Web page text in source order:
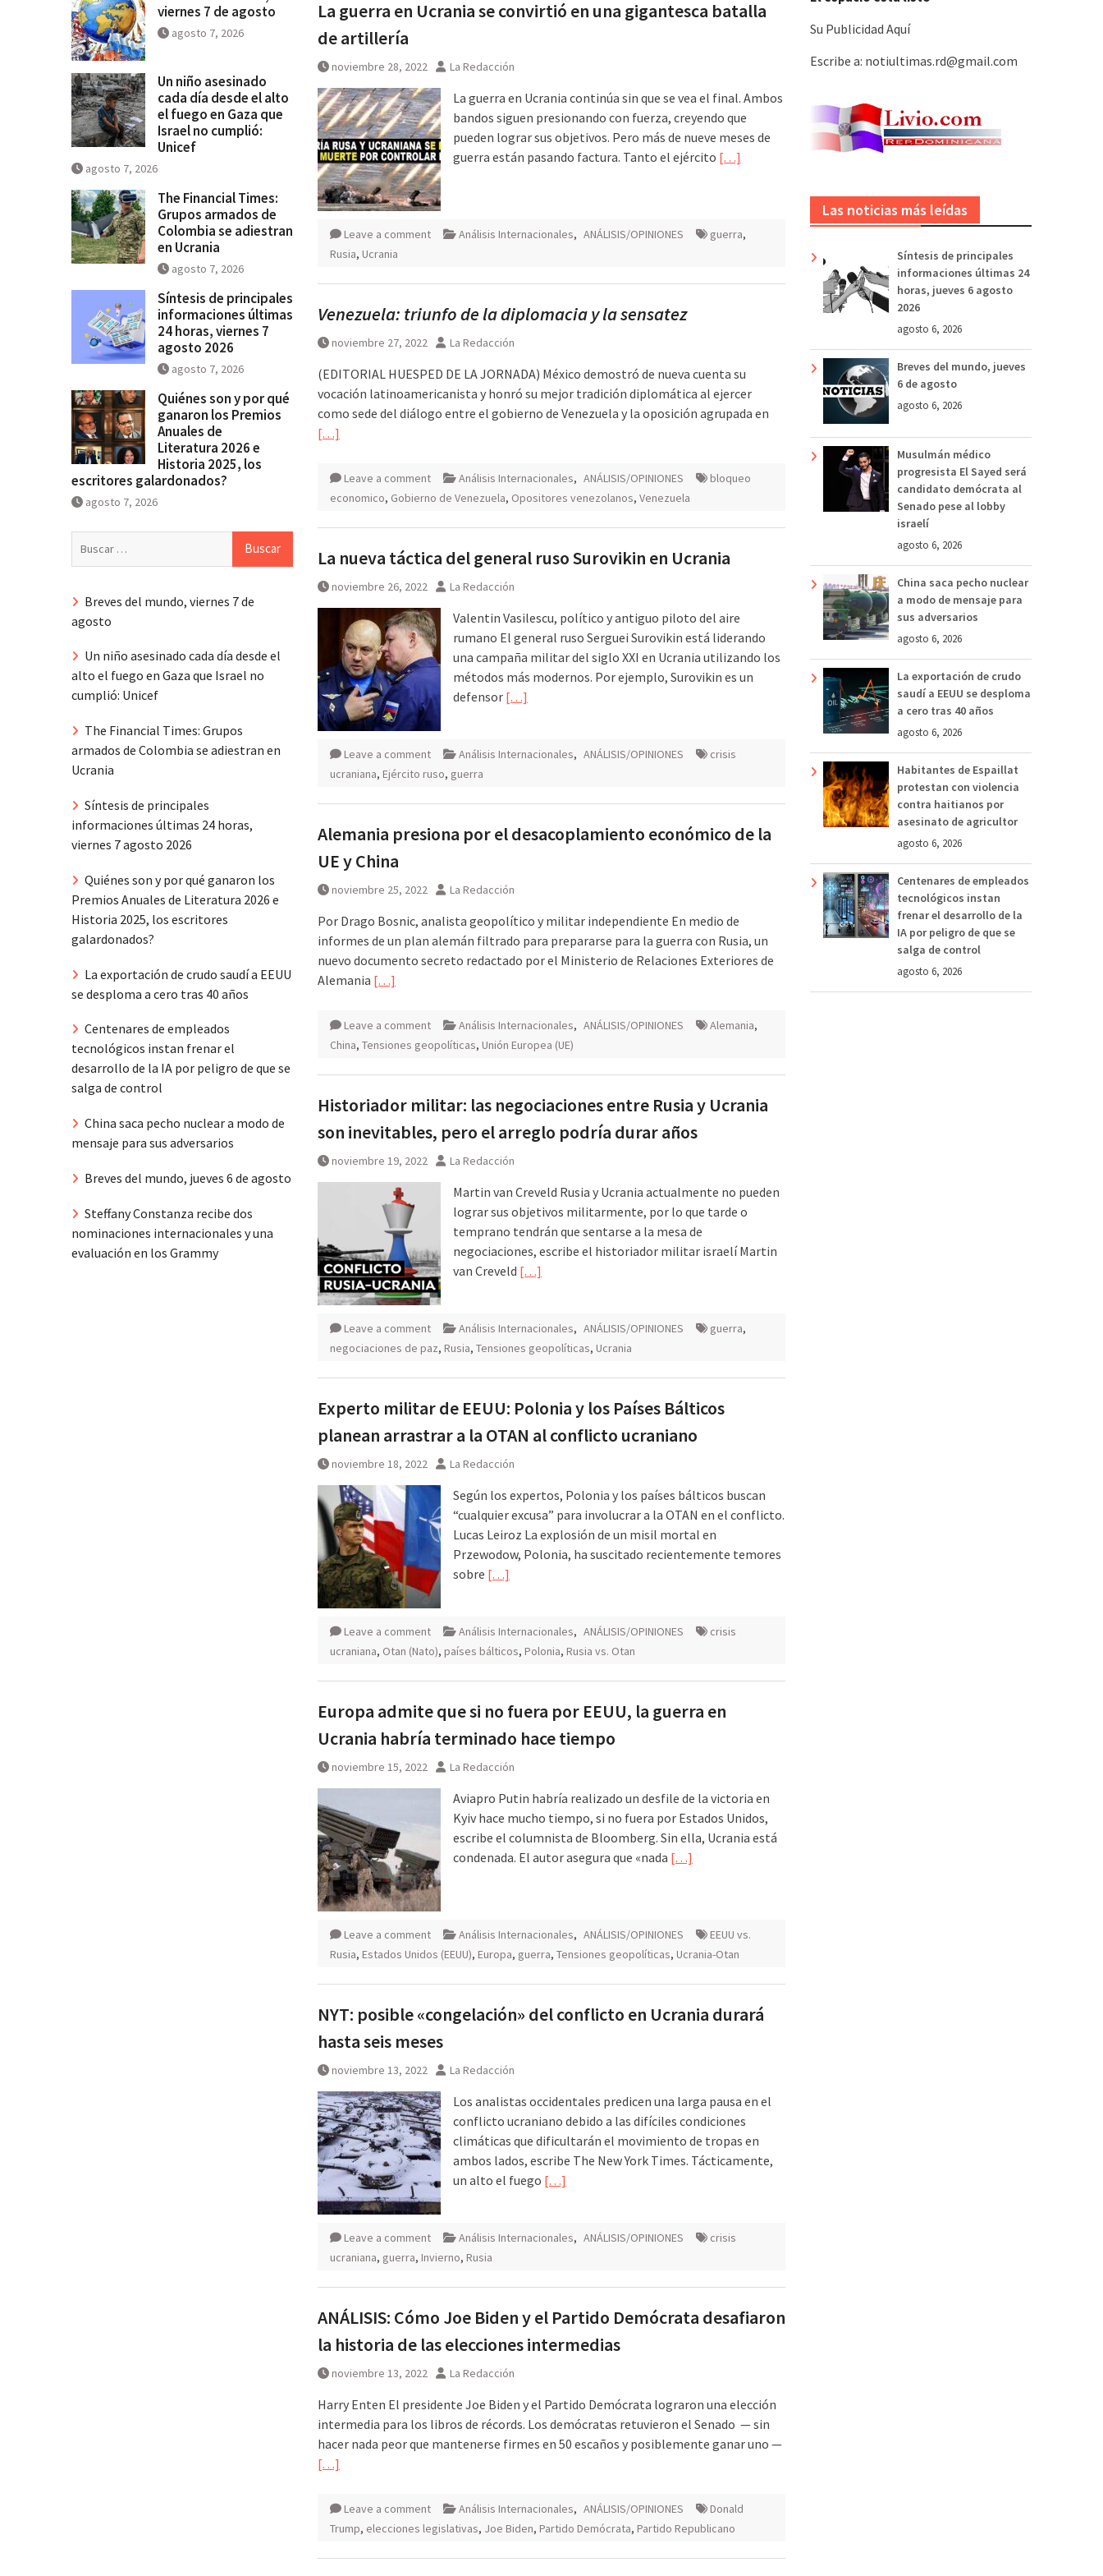
se salga de control
Breves del mundo, viernes 7 de agosto
La guerra en Ucrania se convirtió en una gigantesca batalla
de artillería
noviembre 28, 2022 La Redacción
La guerra en Ucrania continúa sin que se vea el final. Ambos
bandos siguen presionando con fuerza, creyendo que
pueden lograr sus objetivos. Pero más de nueve meses de
guerra están pasando factura. Tanto el ejército […]
Leave a comment Análisis Internacionales, ANÁLISIS/OPINIONES guerra,
Rusia, Ucrania
Venezuela: triunfo de la diplomacia y la sensatez
noviembre 27, 2022 La Redacción
(EDITORIAL HUESPED DE LA JORNADA) México demostró de nueva cuenta su
vocación latinoamericanista y honró su mejor tradición diplomática al ejercer
como sede del diálogo entre el gobierno de Venezuela y la oposición agrupada en
[…]
Leave a comment Análisis Internacionales, ANÁLISIS/OPINIONES
bloqueo
economico, Gobierno de Venezuela, Opositores venezolanos, Venezuela
La nueva táctica del general ruso Surovikin en Ucrania
noviembre 26, 2022 La Redacción
Valentin Vasilescu, político y antiguo piloto del aire
rumano El general ruso Serguei Surovikin está liderando
una campaña militar del siglo XXI en Ucrania utilizando los
métodos más modernos. Por ejemplo, Surovikin es un
defensor […]
Leave a comment Análisis Internacionales, ANÁLISIS/OPINIONES
crisis
ucraniana, Ejército ruso, guerra
Alemania presiona por el desacoplamiento económico de la
UE y China
noviembre 25, 2022 La Redacción
Por Drago Bosnic, analista geopolítico y militar independiente En medio de
informes de un plan alemán filtrado para prepararse para la guerra con Rusia, un
nuevo documento secreto redactado por el Ministerio de Relaciones Exteriores de
Alemania […]
Leave a comment Análisis Internacionales, ANÁLISIS/OPINIONES Alemania,
China, Tensiones geopolíticas, Unión Europea (UE)
Historiador militar: las negociaciones entre Rusia y Ucrania
son inevitables, pero el arreglo podría durar años
noviembre 19, 2022 La Redacción
Martin van Creveld Rusia y Ucrania actualmente no pueden
lograr sus objetivos militarmente, por lo que tarde o
temprano tendrán que sentarse a la mesa de
negociaciones, escribe el historiador militar israelí Martin
van Creveld […]
Leave a comment Análisis Internacionales, ANÁLISIS/OPINIONES guerra,
negociaciones de paz, Rusia, Tensiones geopolíticas, Ucrania
Experto militar de EEUU: Polonia y los Países Bálticos
planean arrastrar a la OTAN al conflicto ucraniano
noviembre 18, 2022 La Redacción
Según los expertos, Polonia y los países bálticos buscan
“cualquier excusa” para involucrar a la OTAN en el conflicto.
Lucas Leiroz La explosión de un misil mortal en
Przewodow, Polonia, ha suscitado recientemente temores
sobre […]
Leave a comment Análisis Internacionales, ANÁLISIS/OPINIONES
crisis
ucraniana, Otan (Nato), países bálticos, Polonia, Rusia vs. Otan
Europa admite que si no fuera por EEUU, la guerra en
Ucrania habría terminado hace tiempo
noviembre 15, 2022 La Redacción
Aviapro Putin habría realizado un desfile de la victoria en
Kyiv hace mucho tiempo, si no fuera por Estados Unidos,
escribe el columnista de Bloomberg. Sin ella, Ucrania está
condenada. El autor asegura que «nada […]
Leave a comment Análisis Internacionales, ANÁLISIS/OPINIONES
EEUU vs.
Rusia, Estados Unidos (EEUU), Europa, guerra, Tensiones geopolíticas, Ucrania-Otan
NYT: posible «congelación» del conflicto en Ucrania durará
hasta seis meses
noviembre 13, 2022 La Redacción
Los analistas occidentales predicen una larga pausa en el
conflicto ucraniano debido a las difíciles condiciones
climáticas que dificultarán el movimiento de tropas en
ambos lados, escribe The New York Times. Tácticamente,
un alto el fuego […]
Leave a comment Análisis Internacionales, ANÁLISIS/OPINIONES
crisis
ucraniana, guerra, Invierno, Rusia
ANÁLISIS: Cómo Joe Biden y el Partido Demócrata desafiaron
la historia de las elecciones intermedias
noviembre 13, 2022 La Redacción
Harry Enten El presidente Joe Biden y el Partido Demócrata lograron una elección
intermedia para los libros de récords. Los demócratas retuvieron el Senado — sin
hacer nada peor que mantenerse firmes en 50 escaños y posiblemente ganar uno —
[…]
Leave a comment Análisis Internacionales, ANÁLISIS/OPINIONES
Donald
Trump, elecciones legislativas, Joe Biden, Partido Demócrata, Partido Republicano
Su Publicidad Aquí
Escribe a: notiultimas.rd@gmail.com
Las noticias más leídas
Síntesis de principales
informaciones últimas 24
horas, jueves 6 agosto
2026
agosto 6, 2026
Breves del mundo, jueves
6 de agosto
agosto 6, 2026
Musulmán médico
progresista El Sayed será
candidato demócrata al
Senado pese al lobby
israelí
agosto 6, 2026
China saca pecho nuclear
a modo de mensaje para
sus adversarios
agosto 6, 2026
La exportación de crudo
saudí a EEUU se desploma
a cero tras 40 años
agosto 6, 2026
Habitantes de Espaillat
protestan con violencia
contra haitianos por
asesinato de agricultor
agosto 6, 2026
Centenares de empleados
tecnológicos instan
frenar el desarrollo de la
IA por peligro de que se
salga de control
agosto 6, 2026
viernes 7 de agosto
agosto 7, 2026
Un niño asesinado
cada día desde el alto
el fuego en Gaza que
Israel no cumplió:
Unicef
agosto 7, 2026
The Financial Times:
Grupos armados de
Colombia se adiestran
en Ucrania
agosto 7, 2026
Síntesis de principales
informaciones últimas
24 horas, viernes 7
agosto 2026
agosto 7, 2026
Quiénes son y por qué
ganaron los Premios
Anuales de
Literatura 2026 e
Historia 2025, los
escritores galardonados?
agosto 7, 2026
Breves del mundo, viernes 7 de
agosto
Un niño asesinado cada día desde el
alto el fuego en Gaza que Israel no
cumplió: Unicef
The Financial Times: Grupos
armados de Colombia se adiestran en
Ucrania
Síntesis de principales
informaciones últimas 24 horas,
viernes 7 agosto 2026
Quiénes son y por qué ganaron los
Premios Anuales de Literatura 2026 e
Historia 2025, los escritores
galardonados?
La exportación de crudo saudí a EEUU
se desploma a cero tras 40 años
Centenares de empleados
tecnológicos instan frenar el
desarrollo de la IA por peligro de que se
salga de control
China saca pecho nuclear a modo de
mensaje para sus adversarios
Breves del mundo, jueves 6 de agosto
Steffany Constanza recibe dos
nominaciones internacionales y una
evaluación en los Grammy